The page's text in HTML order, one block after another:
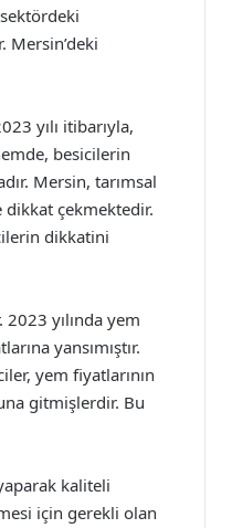
Mersin’deki
yılı itibarıyla,
besicilerin
Mersin, tarımsal
dikkat çekmektedir.
dikkatini
yılında yem
yansımıştır.
yem fiyatlarının
gitmişlerdir. Bu
kaliteli
için gerekli olan